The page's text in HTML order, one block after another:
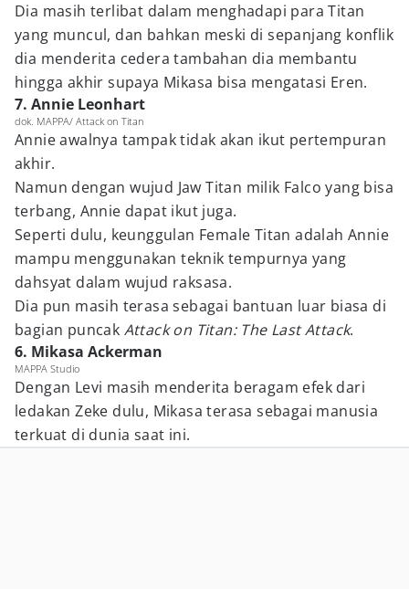
Dia masih terlibat dalam menghadapi para Titan
yang muncul, dan bahkan meski di sepanjang konflik
dia menderita cedera tambahan dia membantu
hingga akhir supaya Mikasa bisa mengatasi Eren.
7. Annie Leonhart
dok. MAPPA/ Attack on Titan
Annie awalnya tampak tidak akan ikut pertempuran
akhir.
Namun dengan wujud Jaw Titan milik Falco yang bisa
terbang, Annie dapat ikut juga.
Seperti dulu, keunggulan Female Titan adalah Annie
mampu menggunakan teknik tempurnya yang
dahsyat dalam wujud raksasa.
Dia pun masih terasa sebagai bantuan luar biasa di
bagian puncak Attack on Titan: The Last Attack.
6. Mikasa Ackerman
MAPPA Studio
Dengan Levi masih menderita beragam efek dari
ledakan Zeke dulu, Mikasa terasa sebagai manusia
terkuat di dunia saat ini.